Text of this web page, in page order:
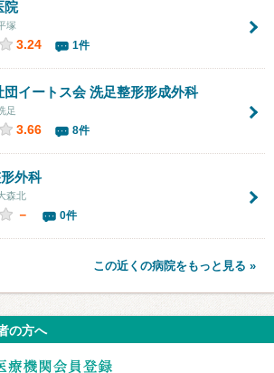
院
塚
3.24 1件
団イートス会 洗足整形形成外科
足
3.66 8件
外科
森北
－ 0件
この近くの病院をもっと見る »
の方へ